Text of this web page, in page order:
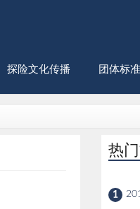
探险文化传播 团体标准
热
1